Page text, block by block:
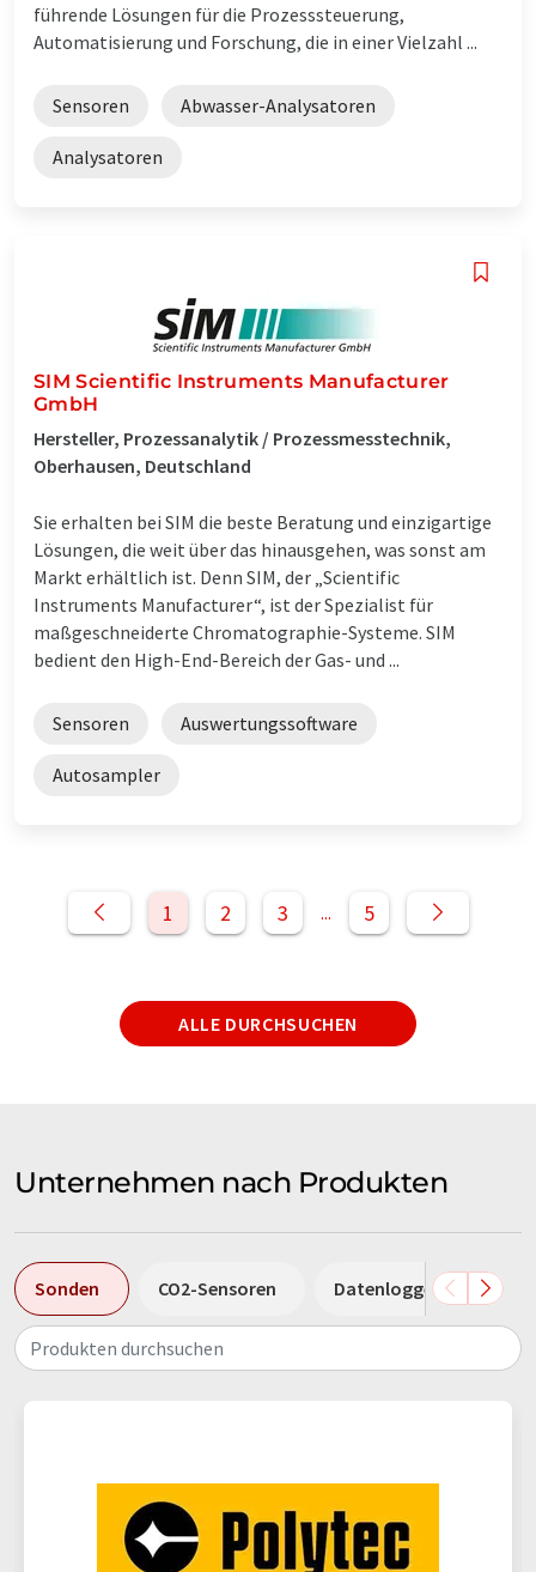
führende Lösungen für die Prozesssteuerung,
Automatisierung und Forschung, die in einer Vielzahl ...
Sensoren Abwasser-Analysatoren
Analysatoren
SIM Scientific Instruments Manufacturer
GmbH
Hersteller, Prozessanalytik / Prozessmesstechnik,
Oberhausen, Deutschland
Sie erhalten bei SIM die beste Beratung und einzigartige
Lösungen, die weit über das hinausgehen, was sonst am
Markt erhältlich ist. Denn SIM, der „Scientific
Instruments Manufacturer“, ist der Spezialist für
maßgeschneiderte Chromatographie-Systeme. SIM
bedient den High-End-Bereich der Gas- und ...
Sensoren Auswertungssoftware
Autosampler
1 2 3 ... 5
ALLE DURCHSUCHEN
Unternehmen nach Produkten
Sonden CO2-Sensoren Datenlogger
Produkten durchsuchen